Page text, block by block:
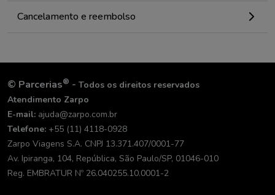
Cancelamento e reembolso
© Parcerias® - Todos os direitos reservados
Atendimento Zarpo
E-mail: ajuda@zarpo.com.br
Telefone: +55 (11) 4118-0928
Zarpo Viagens S.A. CNPJ 13.371.407/0001-77
Av. Ipiranga, 104, República, São Paulo/SP, 01046-010
Reg. EMBRATUR Nº 26.040255.10.0001-2